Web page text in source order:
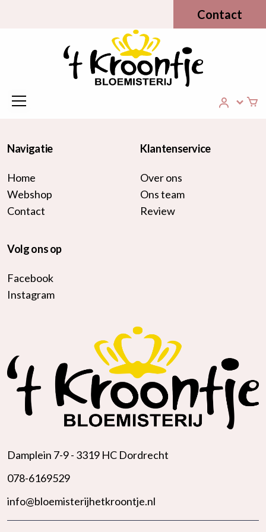
Contact
Navigatie
Home
Webshop
Contact
Klantenservice
Over ons
Ons team
Review
Volg ons op
Facebook
Instagram
Damplein 7-9 - 3319 HC Dordrecht
078-6169529
info@bloemisterijhetkroontje.nl